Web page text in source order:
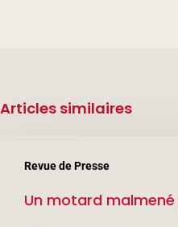
Articles similaires
Revue de Presse
motard
malmené
Un motard